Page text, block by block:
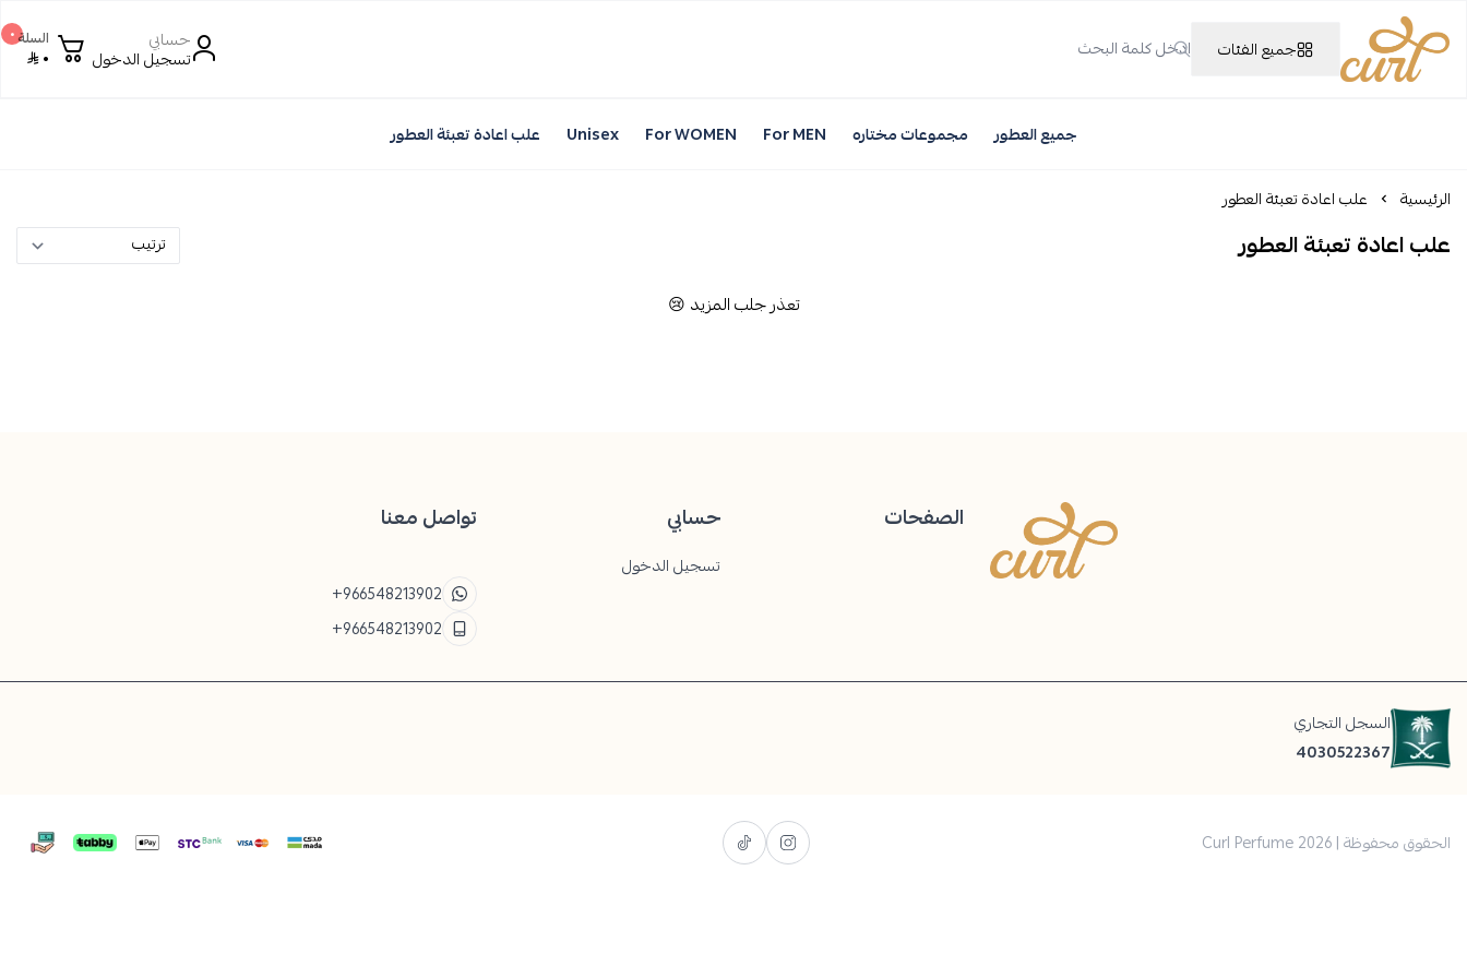
Curl Perfume جميع الفئات حسابي
تسجيل الدخول
٠السلة
٠
جميع العطور مجموعات مختاره For MEN
For WOMEN
Unisex علب اعادة تعبئة العطور
الرئيسية علب اعادة تعبئة العطور
علب اعادة تعبئة العطور
تعذر جلب المزيد 😢
Curl Perfume
الصفحات حسابي
تسجيل الدخول
تواصل معنا
+966548213902
+966548213902
السجل التجاري
4030522367
الحقوق محفوظة | 2026 Curl Perfume